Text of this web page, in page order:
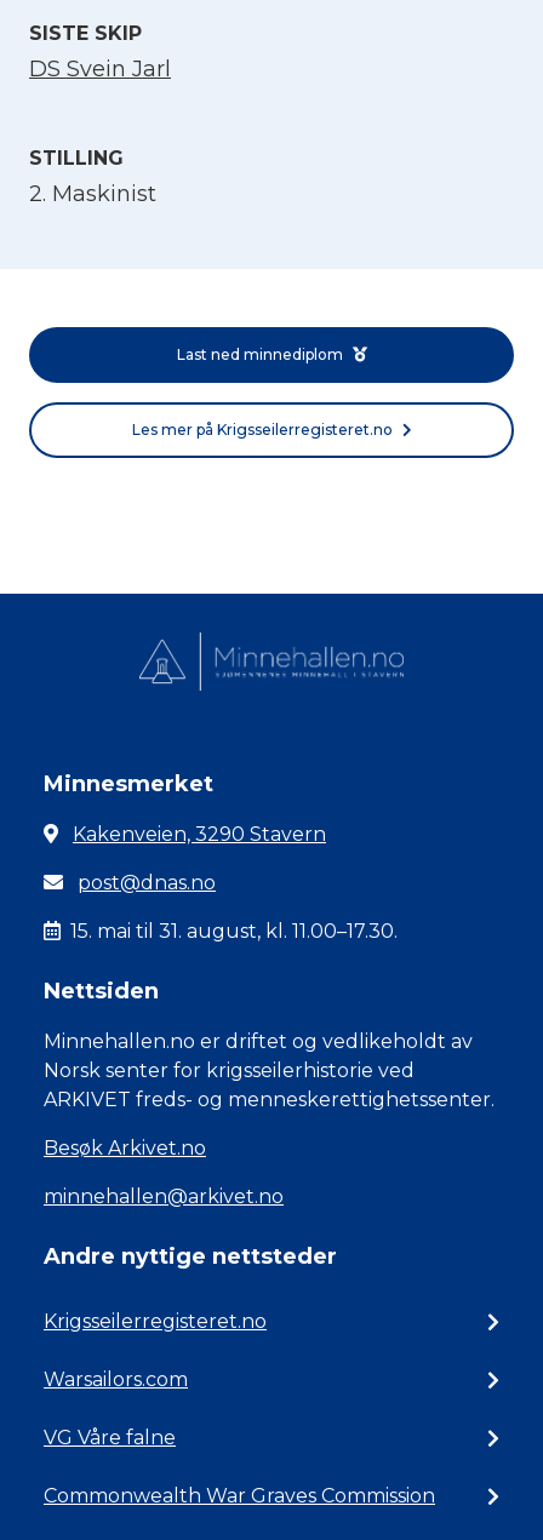
SISTE SKIP
DS Svein Jarl
STILLING
2. Maskinist
Last ned minnediplom
Les mer på Krigsseilerregisteret.no
Minnesmerket
Kakenveien, 3290 Stavern
post@dnas.no
15. mai til 31. august, kl. 11.00–17.30.
Nettsiden
Minnehallen.no er driftet og vedlikeholdt av
Norsk senter for krigsseilerhistorie ved
ARKIVET freds- og menneskerettighetssenter.
Besøk Arkivet.no
minnehallen@arkivet.no
Andre nyttige nettsteder
Krigsseilerregisteret.no
Warsailors.com
VG Våre falne
Commonwealth War Graves Commission
Norsk bokmål